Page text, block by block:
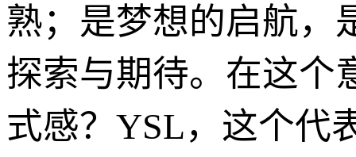
熟；是梦想的启航，
探索与期待。在这个
式感？YSL，这个代